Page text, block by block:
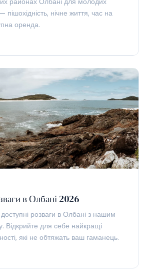
пішохідність, нічне життя, час на
оренда.
в Олбані 2026
розваги в Олбані з нашим
Відкрийте для себе найкращі
які не обтяжать ваш гаманець.